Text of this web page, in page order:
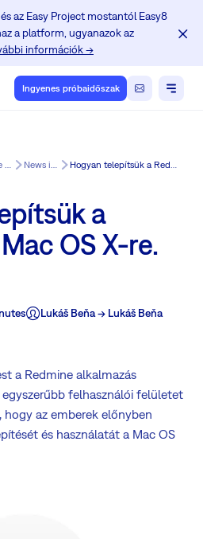
az Easy Project mostantól Easy8
a platform, ugyanazok az
információk →
Ingyenes próbaidőszak
Képzési Központ a Redmine felhasználók számára News in Easy8 Hogyan telepítsük a Redmine-t Mac OS X-re.
a
OS X-re.
Lukáš Beňa -> Lukáš Beňa
a Redmine alkalmazás
egyszerűbb felhasználói felületet
hogy az emberek előnyben
és használatát a Mac OS